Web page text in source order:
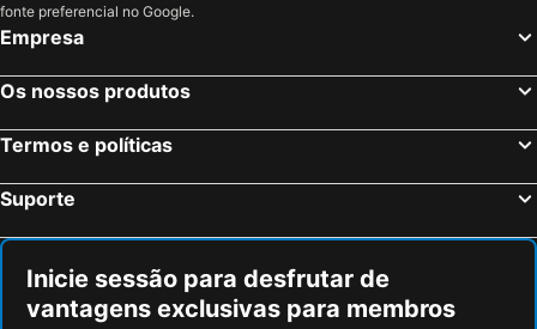
fonte preferencial no Google.
Empresa
Os nossos produtos
Termos e políticas
Suporte
Inicie sessão para desfrutar de
vantagens exclusivas para membros